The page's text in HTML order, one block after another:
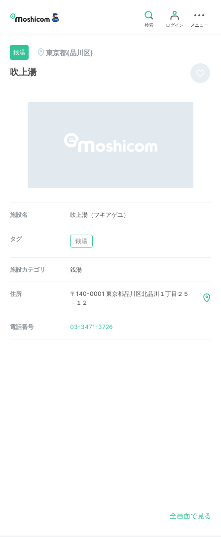
検索 ログイン メニュー
銭湯 東京都(品川区)
吹上湯
施設名 吹上湯（フキアゲユ）
タグ 銭湯
施設カテゴリ 銭湯
住所
〒140-0001 東京都品川区北品川１丁目２５
－１２
電話番号 03-3471-3726
全画面で見る